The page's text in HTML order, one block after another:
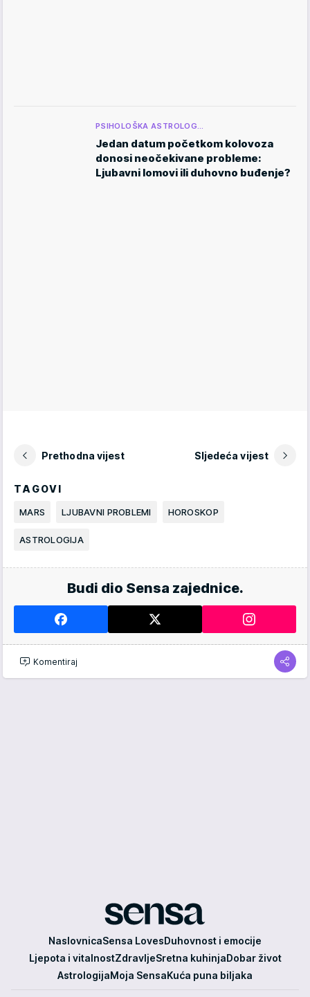
PSIHOLOŠKA ASTROLOG…
Jedan datum početkom kolovoza
donosi neočekivane probleme:
Ljubavni lomovi ili duhovno buđenje?
Prethodna vijest Sljedeća vijest
TAGOVI
MARS LJUBAVNI PROBLEMI HOROSKOP
ASTROLOGIJA
Budi dio Sensa zajednice.
Komentiraj
NaslovnicaSensa LovesDuhovnost i emocije
Ljepota i vitalnostZdravljeSretna kuhinjaDobar život
AstrologijaMoja SensaKuća puna biljaka